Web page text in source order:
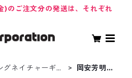
のご注文分の発送は、それぞれ
ネイチャーギタ
岡安芳明モ